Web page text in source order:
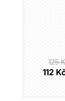
125
112